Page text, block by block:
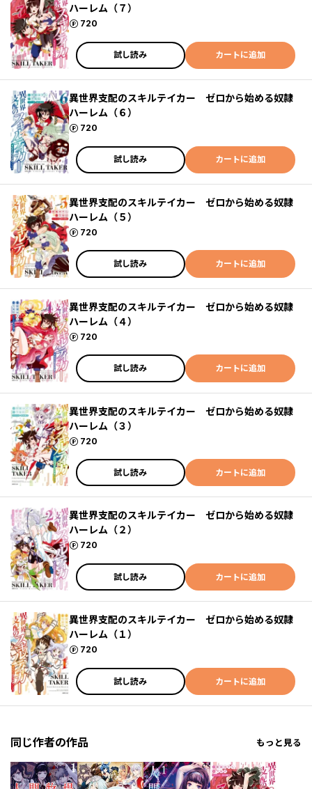
ハーレム（７）
720
ポイント
試し読み カートに追加
異世界支配のスキルテイカー ゼロから始める奴隷
ハーレム（６）
720
ポイント
試し読み カートに追加
異世界支配のスキルテイカー ゼロから始める奴隷
ハーレム（５）
720
ポイント
試し読み カートに追加
異世界支配のスキルテイカー ゼロから始める奴隷
ハーレム（４）
720
ポイント
試し読み カートに追加
異世界支配のスキルテイカー ゼロから始める奴隷
ハーレム（３）
720
ポイント
試し読み カートに追加
異世界支配のスキルテイカー ゼロから始める奴隷
ハーレム（２）
720
ポイント
試し読み カートに追加
異世界支配のスキルテイカー ゼロから始める奴隷
ハーレム（１）
720
ポイント
試し読み カートに追加
同じ作者の作品 もっと見る